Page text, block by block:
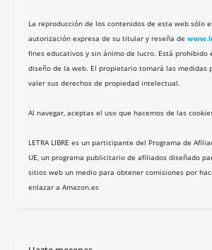
La reproducción de los contenidos de esta web sólo
autorización expresa de su titular y reseña de
fines educativos y sin ánimo de lucro. Está prohibido
diseño de la web. El propietario tomará las medidas
valer sus derechos de propiedad intelectual.
Al navegar, aceptas el uso que hacemos de las
LETRA LIBRE es un participante del Programa de
UE, un programa publicitario de afiliados diseñado
sitios web un medio para obtener comisiones por
enlazar a Amazon.es